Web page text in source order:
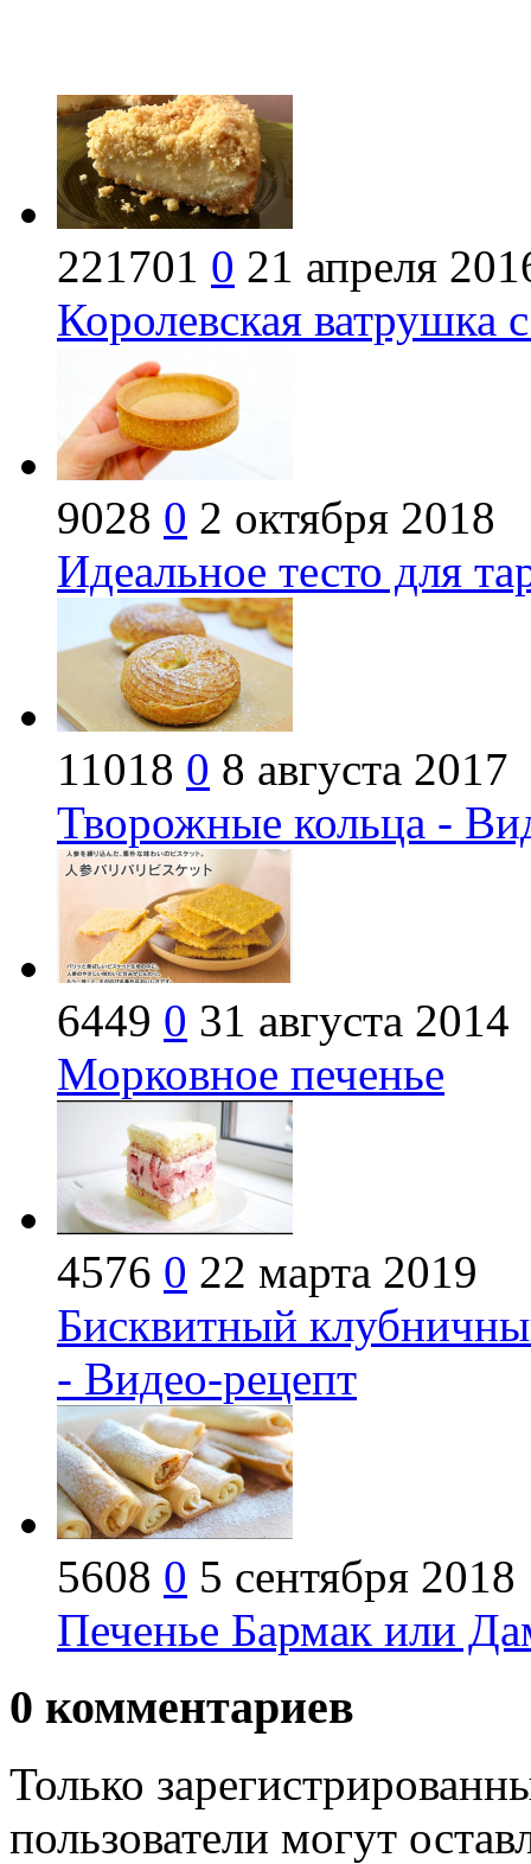
221701 0 21 апреля
Королевская ватрушка
9028 0 2 октября 2018
Идеальное тесто для
11018 0 8 августа 2017
Творожные кольца -
6449 0 31 августа 2014
Морковное печенье
4576 0 22 марта 2019
Бисквитный
- Видео-рецепт
5608 0 5 сентября 2018
Печенье Бармак или
0 комментариев
Только
пользователи могут